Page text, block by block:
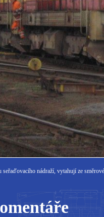
nádraží, vytahují ze